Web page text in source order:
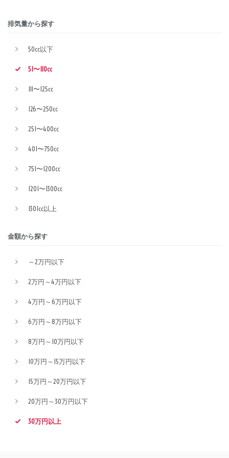
排気量から探す
50cc以下
51〜110cc
111〜125cc
126〜250cc
251〜400cc
401〜750cc
751〜1200cc
1201〜1300cc
1301cc以上
金額から探す
～2万円以下
2万円～4万円以下
4万円～6万円以下
6万円～8万円以下
8万円～10万円以下
10万円～15万円以下
15万円～20万円以下
20万円～30万円以下
30万円以上